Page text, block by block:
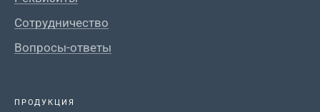
Сотрудничество
Вопросы-ответы
ПРОДУКЦИЯ